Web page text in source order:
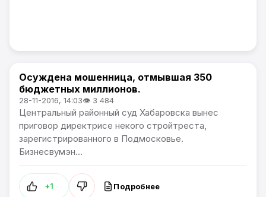
Происшествия
Осуждена мошенница, отмывшая 350
бюджетных миллионов.
28-11-2016, 14:03👁 3 484
Центральный районный суд Хабаровска вынес
приговор директрисе некого стройтреста,
зарегистрированного в Подмосковье.
Бизнесвумэн...
+1 Подробнее